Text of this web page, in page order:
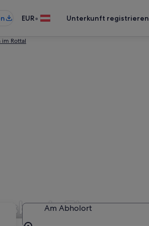
EUR• Unterkunft registrieren
im Rottal
Therme
Am Abholort